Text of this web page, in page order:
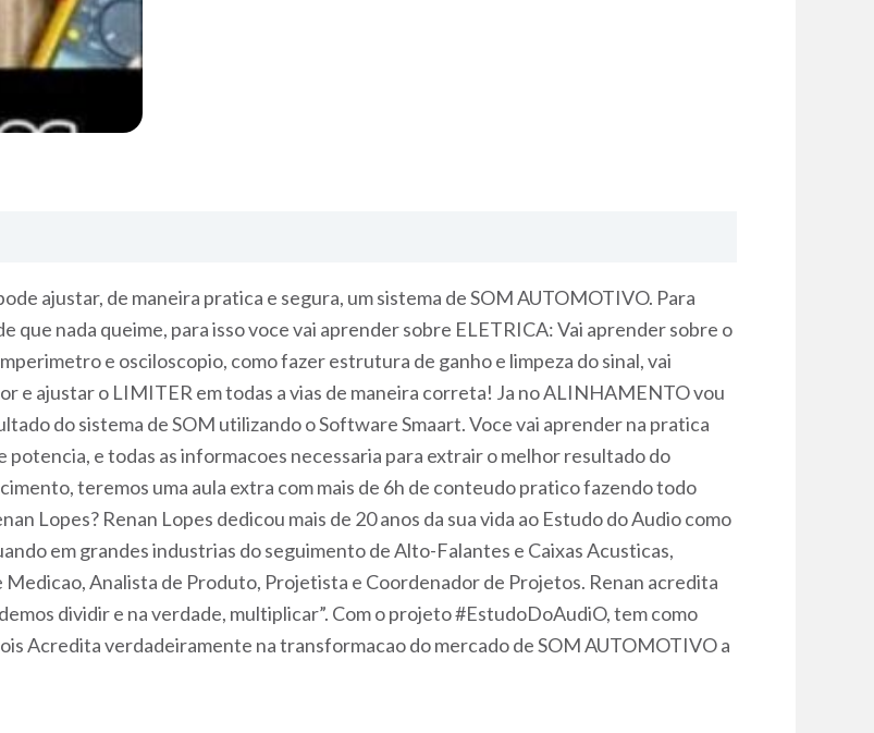
ajustar, de maneira pratica e segura, um sistema de SOM AUTOMOTIVO. Para
nada queime, para isso voce vai aprender sobre ELETRICA: Vai aprender sobre o
e osciloscopio, como fazer estrutura de ganho e limpeza do sinal, vai
e ajustar o LIMITER em todas a vias de maneira correta! Ja no ALINHAMENTO vou
do sistema de SOM utilizando o Software Smaart. Voce vai aprender na pratica
potencia, e todas as informacoes necessaria para extrair o melhor resultado do
teremos uma aula extra com mais de 6h de conteudo pratico fazendo todo
Lopes? Renan Lopes dedicou mais de 20 anos da sua vida ao Estudo do Audio como
em grandes industrias do seguimento de Alto-Falantes e Caixas Acusticas,
Analista de Produto, Projetista e Coordenador de Projetos. Renan acredita
dividir e na verdade, multiplicar”. Com o projeto #EstudoDoAudiO, tem como
Acredita verdadeiramente na transformacao do mercado de SOM AUTOMOTIVO a